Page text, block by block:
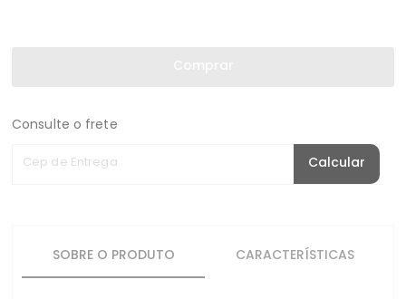
Consulte o frete
Cep de Entrega Calcular
SOBRE O PRODUTO CARACTERÍSTICAS